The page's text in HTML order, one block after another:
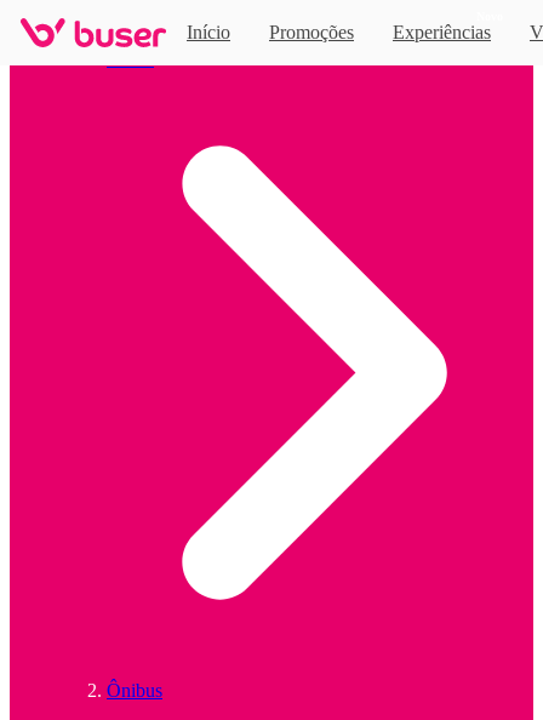
Início Promoções Experiências
Ônibus